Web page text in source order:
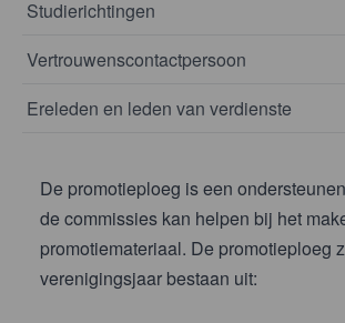
Studierichtingen
Vertrouwenscontactpersoon
Ereleden en leden van verdienste
De promotieploeg is een
de commissies kan helpen bij het
promotiemateriaal. De promotieploeg
verenigingsjaar bestaan uit: